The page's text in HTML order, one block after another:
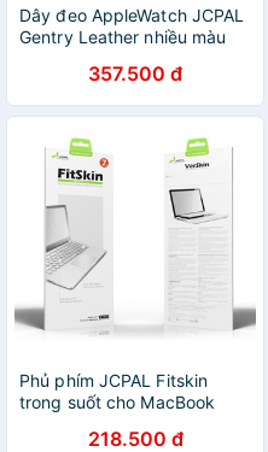
Dây đeo AppleWatch JCPAL
Gentry Leather nhiều màu
357.500 đ
Phủ phím JCPAL Fitskin
trong suốt cho MacBook
218.500 đ